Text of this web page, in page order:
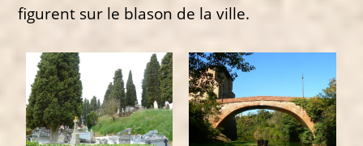
figurent sur le blason de la ville.